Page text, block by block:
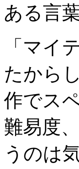
ある言
「マイ
たから
作でス
難易度
うのは